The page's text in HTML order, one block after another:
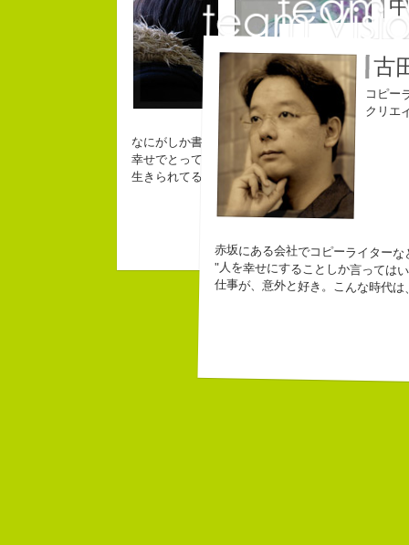
チームVision 事務局長
なにがしか書いていられるしごとはとっても
幸せでとっても怖いですが、きょうもなんとか幸せ
生きられてる私は幸せなのかもしれません。
長崎県五島市出身
３６歳
みなさん一度お出かけください
10周年キャンペー
beacon
古
コピー
クリエ
赤坂にある会社でコピーライター
"人を幸せにすることしか言っては
仕事が、意外と好き。こんな時代は